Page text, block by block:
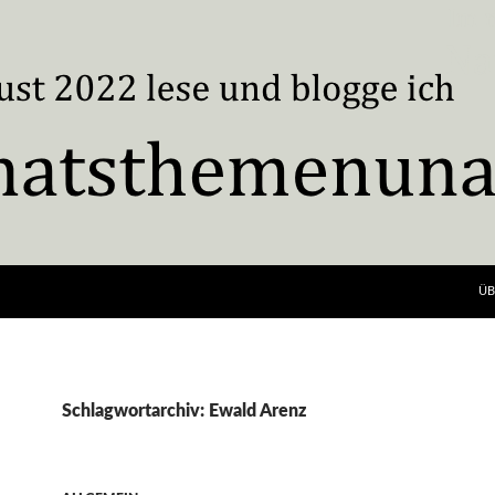
Schlagwortarchiv: Ewald Arenz